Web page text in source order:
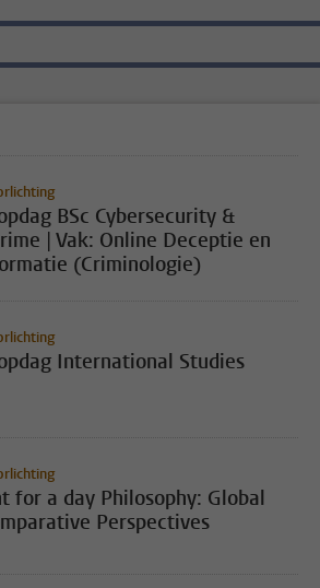
BSc Cybersecurity &
| Vak: Online Deceptie en
(Criminologie)
International Studies
for a day Philosophy: Global
Perspectives